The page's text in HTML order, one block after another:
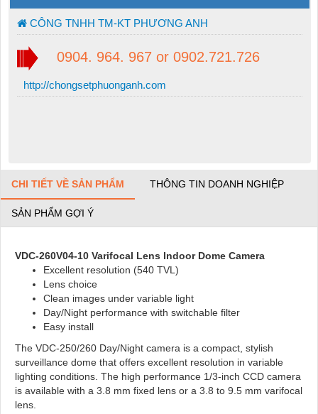
CÔNG TNHH TM-KT PHƯƠNG ANH
0904. 964. 967 or 0902.721.726
http://chongsetphuonganh.com
CHI TIẾT VỀ SẢN PHẨM THÔNG TIN DOANH NGHIỆP
SẢN PHẨM GỢI Ý
VDC-260V04-10 Varifocal Lens Indoor Dome Camera
Excellent resolution (540 TVL)
Lens choice
Clean images under variable light
Day/Night performance with switchable filter
Easy install
The VDC-250/260 Day/Night camera is a compact, stylish
surveillance dome that offers excellent resolution in variable
lighting conditions. The high performance 1/3‑inch CCD camera
is available with a 3.8 mm fixed lens or a 3.8 to 9.5 mm varifocal
lens.